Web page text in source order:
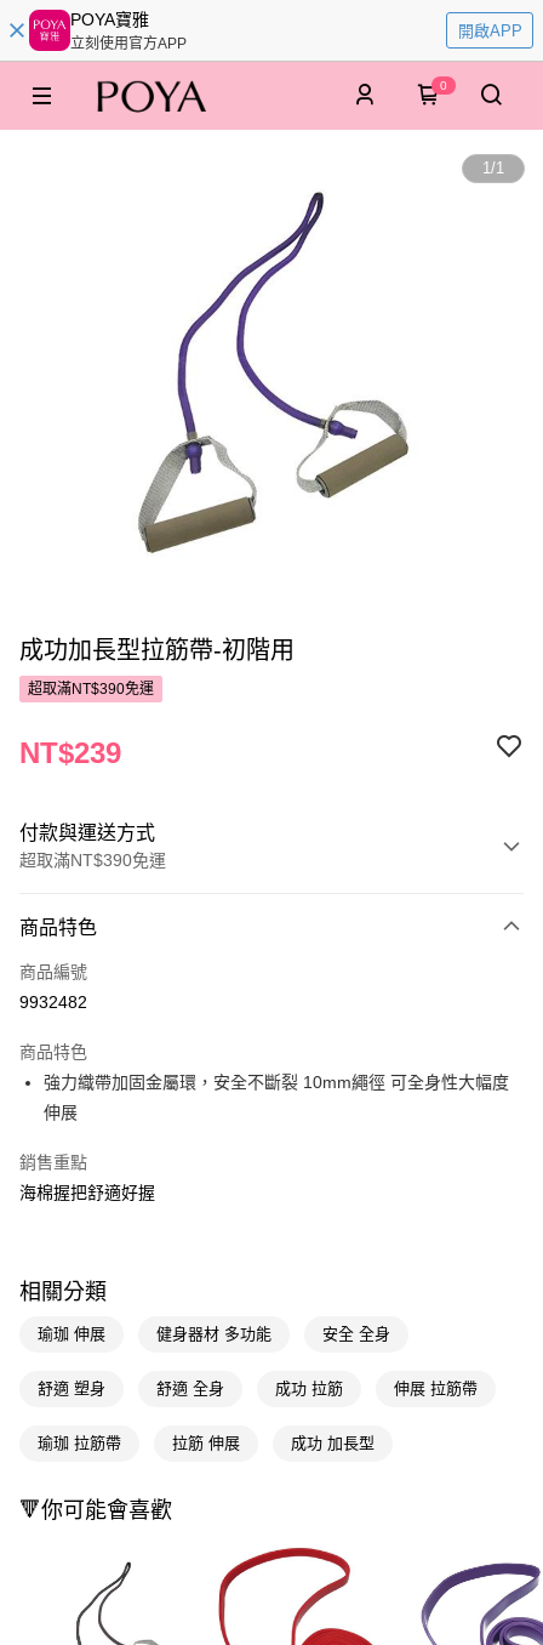
POYA寶雅
立刻使用官方APP
開啟APP
0
1/1
成功加長型拉筋帶-初階用
超取滿NT$390免運
NT$239
付款與運送方式
超取滿NT$390免運
POYA支付
信用卡一次付款
LINE Pay
Apple Pay
街口支付
AFTEE先享後付
相關說明
AFTEE先享後付是「在收到商品之後才付款」的支付方式。 讓您購物簡單
便利好安心！
２．便利：只要手機號碼，簡訊認證，即可結帳。
【「AFTEE先享後付」結帳流程】
結帳頁面，進行簡訊認證並確認金額後，即可完成結帳。
２．訂單成立數日內，您將收到繳費通知簡訊。
３．收到繳費通知簡訊後14天內，點擊此簡訊中的連結，可透過四大超商／
ATM／網路銀行／等多元方式進行付款，方視為交易完成。
※ 請注意：結帳手續完成當下不需立刻繳費，但若您需要取消訂單，請聯絡
運送方式
每筆NT$65，滿NT$390(含以上)免運費
每筆NT$65，滿NT$390(含以上)免運費
萊爾富取貨付款
商品特色
商品編號
9932482
商品特色
強力織帶加固金屬環，安全不斷裂 10mm繩徑 可全身性大幅度
伸展
銷售重點
海棉握把舒適好握
相關分類
瑜珈 伸展 健身器材 多功能 安全 全身
舒適 塑身 舒適 全身 成功 拉筋 伸展 拉筋帶
瑜珈 拉筋帶 拉筋 伸展 成功 加長型
🔻你可能會喜歡